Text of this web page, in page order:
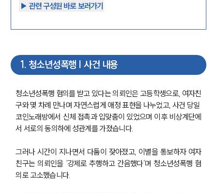
▶︎ 관련 구성원 바로 보러가기
1 . 청소년성폭행 | 사건 내용
청소년성폭행 혐의를 받고 있다는 의뢰인은 고등학생으로, 여자친
구와 몇 차례 만나며 자연스럽게 애정 표현을 나누었고, 사건 당일
코인노래방에서 신체 접촉과 입맞춤이 있었으며 이후 비상계단에
서 서로의 동의하에 성관계를 가졌습니다.
그러나 시간이 지나면서 다툼이 잦아졌고, 이별을 통보하자 여자
친구는 의뢰인을 ‘강제로 추행하고 간음했다’며 청소년성폭행 혐
의로 고소했습니다.